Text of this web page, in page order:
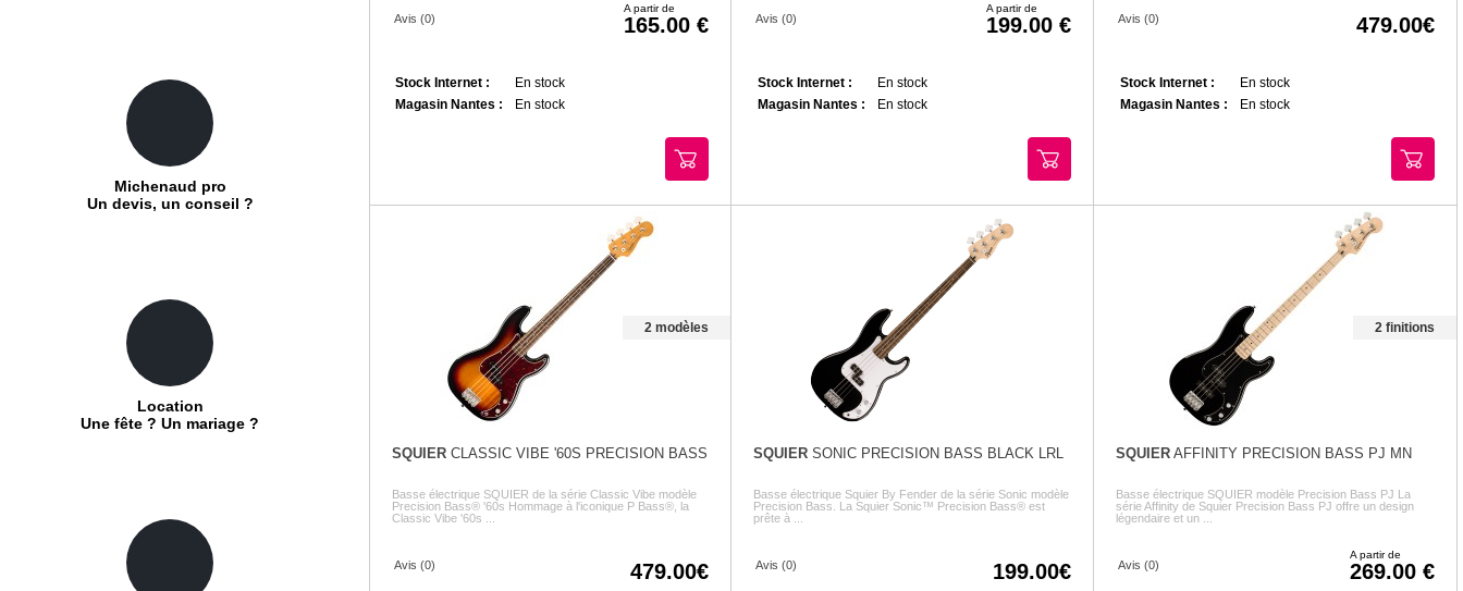
Avis (0)
A partir de
165.00
Stock Internet :
En stock
Magasin Nantes :
En stock
Avis (0)
A partir de
199.00
Stock Internet :
En stock
Magasin Nantes :
En stock
Avis (0) 479.00
Stock Internet :
En stock
Magasin Nantes :
En stock
2 modèles
SQUIERCLASSIC VIBE '60S PRECISION BASS
Basse électrique SQUIER de la série Classic Vibe modèle
Precision Bass® '60s Hommage à l'iconique P Bass®, la
Classic Vibe '60s ...
Avis (0) 479.00
SQUIERSONIC PRECISION BASS BLACK LRL
Basse électrique Squier By Fender de la série Sonic modèle
Precision Bass. La Squier Sonic™ Precision Bass® est
prête à ...
Avis (0) 199.00
2 finitions
SQUIER AFFINITY PRECISION BASS PJ MN
Basse électrique SQUIER modèle Precision Bass PJ La
série Affinity de Squier Precision Bass PJ offre un design
légendaire et un ...
Avis (0)
A partir de
269.00
Michenaud pro
Un devis, un conseil ?
Location
Une fête ? Un mariage ?